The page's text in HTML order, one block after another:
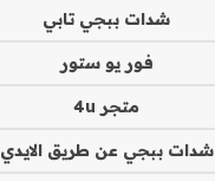
شدات ببجي تابي
فور يو ستور
متجر 4u
شدات ببجي عن طريق الايدي